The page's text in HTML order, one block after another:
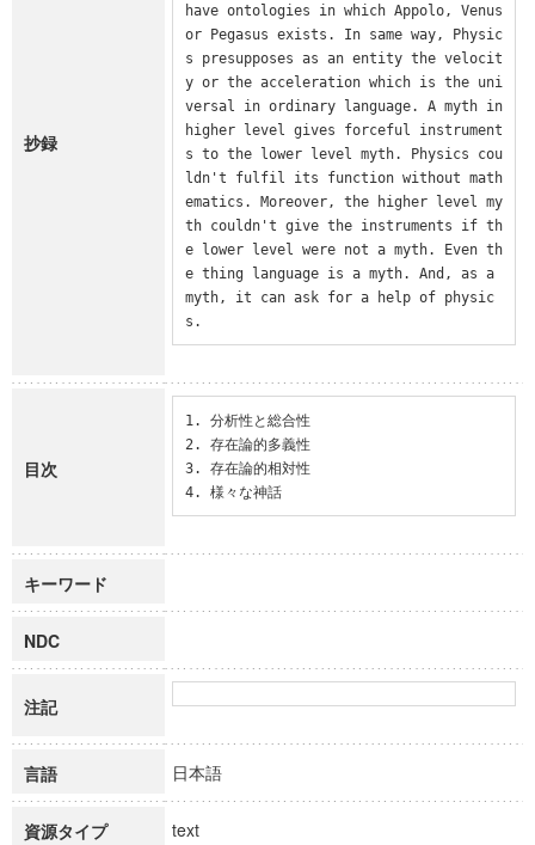
抄録
have ontologies in which Appolo, Venus
or Pegasus exists. In same way, Physic
s presupposes as an entity the velocit
y or the acceleration which is the uni
versal in ordinary language. A myth in
higher level gives forceful instrument
s to the lower level myth. Physics cou
ldn't fulfil its function without math
ematics. Moreover, the higher level my
th couldn't give the instruments if th
e lower level were not a myth. Even th
e thing language is a myth. And, as a
myth, it can ask for a help of physic
s.
目次
1. 分析性と総合性
2. 存在論的多義性
3. 存在論的相対性
4. 様々な神話
キーワード
NDC
注記
言語 日本語
資源タイプ text